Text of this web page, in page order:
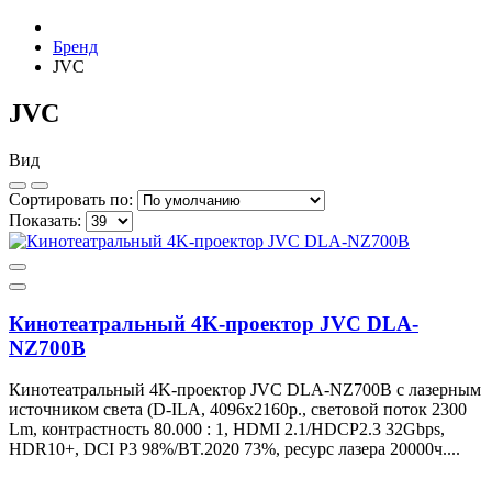
Бренд
JVC
JVC
Вид
Сортировать по:
Показать:
Кинотеатральный 4K-проектор JVC DLA-
NZ700B
Кинотеатральный 4K-проектор JVC DLA-NZ700B c лазерным
источником света (D-ILA, 4096x2160р., световой поток 2300
Lm, контрастность 80.000 : 1, HDMI 2.1/HDCP2.3 32Gbps,
HDR10+, DCI P3 98%/BT.2020 73%, ресурс лазера 20000ч....